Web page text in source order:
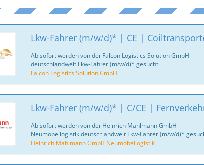
Lkw-Fahrer (m/w/d)* | CE |
Ab sofort werden von der Falcon Logistics Solution GmbH
deutschlandweit Lkw-Fahrer (m/w/d)* gesucht.
Falcon Logistics Solution GmbH
Lkw-Fahrer (m/w/d)* | C/CE |
Ab sofort werden von der Heinrich Mahlmann GmbH
Neumöbellogistik deutschlandweit Lkw-Fahrer (m/w/d)*
Heinrich Mahlmann GmbH Neumöbellogistik